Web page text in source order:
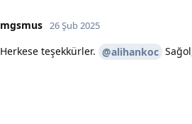
mgsmus 26 Şub 2025
Herkese teşekkürler. @alihankoc